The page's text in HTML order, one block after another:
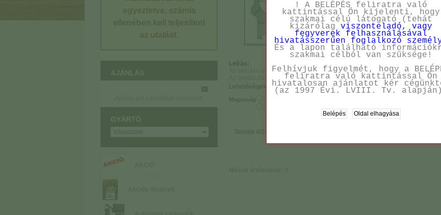
Leírás:
Az aktuális árainkról kérjük érdeklődjön!
Az árváltoztatás jogát fenntartjuk!
Termék 4/33
! A BELÉPÉS feliratra való
kattintással Ön kijelenti, hogy
szakmai célú látogató (tehát
kizárólag viszonteladó, vagy
fegyverek felhasználásával
hivatásszerűen foglalkozó
És a lapon található
szakmai célból van szüksége!
Felhívjuk figyelmét, hogy a
feliratra való kattintással Ön
hivatalosan ajánlatot kér
(az 1997 Évi. LVIII. Tv.